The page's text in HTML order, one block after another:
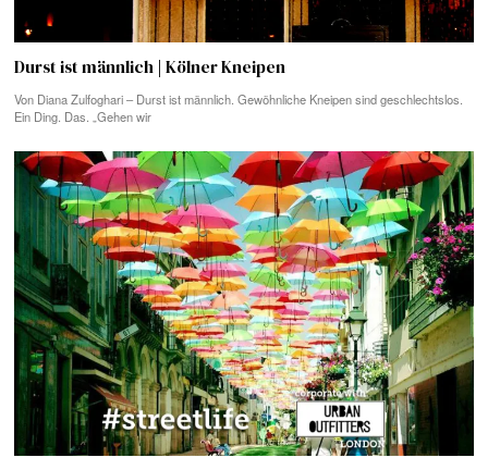
Durst ist männlich | Kölner Kneipen
Von Diana Zulfoghari – Durst ist männlich. Gewöhnliche Kneipen sind geschlechtslos.
Ein Ding. Das. „Gehen wir